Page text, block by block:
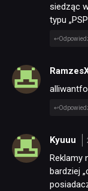
siedząc
typu
Kyuuu
Reklamy
bardziej